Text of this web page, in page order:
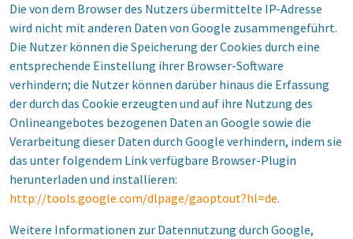
Die von dem Browser des Nutzers übermittelte IP-Adresse
wird nicht mit anderen Daten von Google zusammengeführt.
Die Nutzer können die Speicherung der Cookies durch eine
entsprechende Einstellung ihrer Browser-Software
verhindern; die Nutzer können darüber hinaus die Erfassung
der durch das Cookie erzeugten und auf ihre Nutzung des
Onlineangebotes bezogenen Daten an Google sowie die
Verarbeitung dieser Daten durch Google verhindern, indem sie
das unter folgendem Link verfügbare Browser-Plugin
herunterladen und installieren:
http://tools.google.com/dlpage/gaoptout?hl=de.
Weitere Informationen zur Datennutzung durch Google,